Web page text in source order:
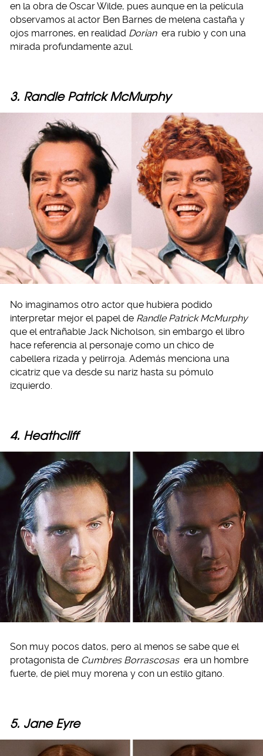
en la obra de Oscar Wilde, pues aunque en la película
observamos al actor Ben Barnes de melena castaña y
ojos marrones, en realidad Dorian era rubio y con una
mirada profundamente azul.
3. Randle Patrick McMurphy
No imaginamos otro actor que hubiera podido
interpretar mejor el papel de Randle Patrick McMurphy
que el entrañable Jack Nicholson, sin embargo el libro
hace referencia al personaje como un chico de
cabellera rizada y pelirroja. Además menciona una
cicatriz que va desde su nariz hasta su pómulo
izquierdo.
4. Heathcliff
Son muy pocos datos, pero al menos se sabe que el
protagonista de Cumbres Borrascosas era un hombre
fuerte, de piel muy morena y con un estilo gitano.
5. Jane Eyre